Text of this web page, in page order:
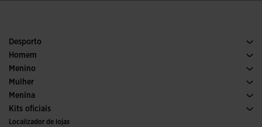
Desporto
Corrida
Futebol
Padel
Trail Running
Homem
Calcado Homem
Desporto
Menino
Ver todas as roupas para meninos
Mulher
Calcado Mulher
Desporto
Menina
Ver todas as roupas para meninas
Kits oficiais
Futebol
Localizador de lojas